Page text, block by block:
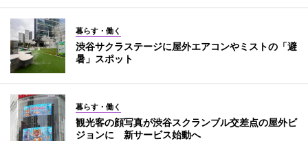
暮らす・働く
渋谷サクラステージに屋外エアコンやミストの「避
暑」スポット
暮らす・働く
観光客の顔写真が渋谷スクランブル交差点の屋外ビ
ジョンに 新サービス始動へ